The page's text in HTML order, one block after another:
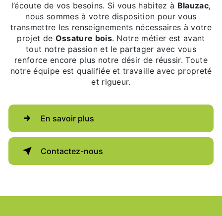
l’écoute de vos besoins. Si vous habitez à Blauzac,
nous sommes à votre disposition pour vous
transmettre les renseignements nécessaires à votre
projet de Ossature bois. Notre métier est avant
tout notre passion et le partager avec vous
renforce encore plus notre désir de réussir. Toute
notre équipe est qualifiée et travaille avec propreté
et rigueur.
En savoir plus
Contactez-nous